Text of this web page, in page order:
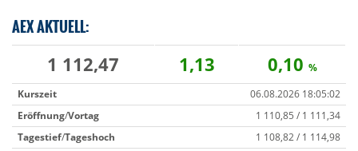
AEX AKTUELL:
1 112,47 1,13 0,10 %
Kurszeit
06.08.2026 18:05:02
Eröffnung/Vortag
1 110,85 / 1 111,34
Tagestief/Tageshoch
1 108,82 / 1 114,98